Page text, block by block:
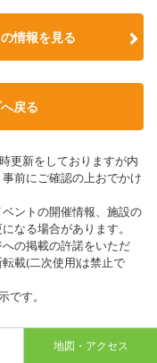
情報を見る
戻る
更新をしておりますが内
前にご確認の上おでかけ
ントの開催情報、施設の
なる場合があります。
の掲載の許諾をいただ
載(二次使用)は禁止で
す。
地図・アクセス